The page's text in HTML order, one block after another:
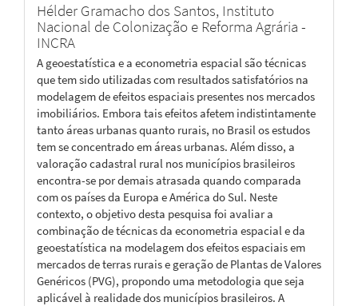
Hélder Gramacho dos Santos, Instituto
Nacional de Colonização e Reforma Agrária -
INCRA
A geoestatística e a econometria espacial são técnicas
que tem sido utilizadas com resultados satisfatórios na
modelagem de efeitos espaciais presentes nos mercados
imobiliários. Embora tais efeitos afetem indistintamente
tanto áreas urbanas quanto rurais, no Brasil os estudos
tem se concentrado em áreas urbanas. Além disso, a
valoração cadastral rural nos municípios brasileiros
encontra-se por demais atrasada quando comparada
com os países da Europa e América do Sul. Neste
contexto, o objetivo desta pesquisa foi avaliar a
combinação de técnicas da econometria espacial e da
geoestatística na modelagem dos efeitos espaciais em
mercados de terras rurais e geração de Plantas de Valores
Genéricos (PVG), propondo uma metodologia que seja
aplicável à realidade dos municípios brasileiros. A